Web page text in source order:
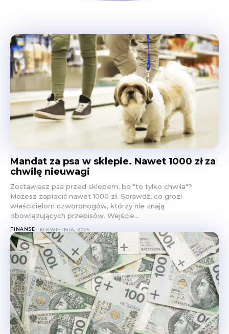
Mandat za psa w sklepie. Nawet 1000 zł za
chwilę nieuwagi
Zostawiasz psa przed sklepem, bo "to tylko chwila"?
Możesz zapłacić nawet 1000 zł. Sprawdź, co grozi
właścicielom czworonogów, którzy nie znają
obowiązujących przepisów. Wejście...
FINANSE 10 KWIETNIA, 2025